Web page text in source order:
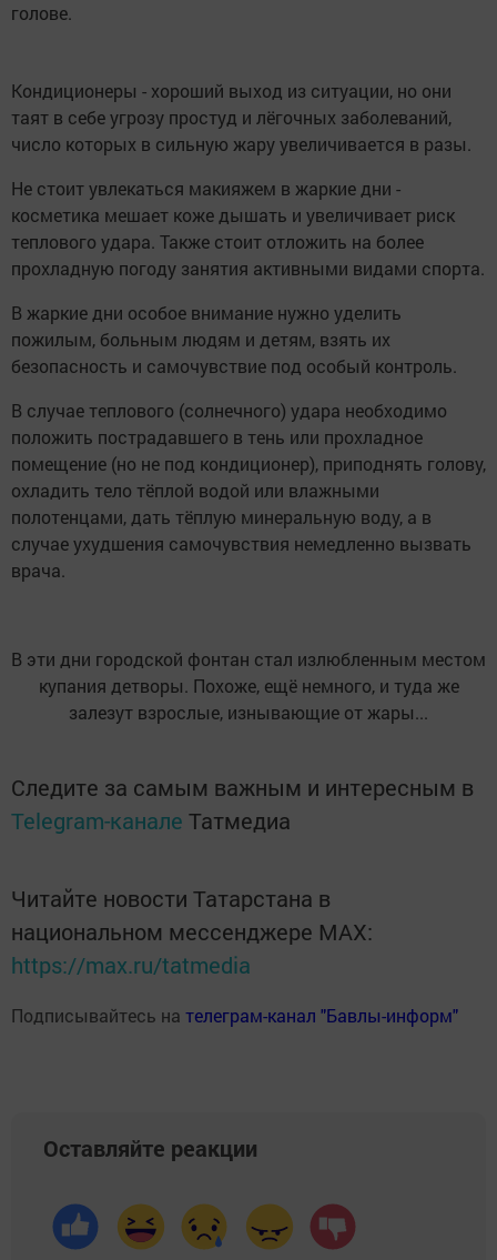
голове.
Кондиционеры - хороший выход из ситуации, но они
таят в себе угрозу простуд и лёгочных заболеваний,
число которых в сильную жару увеличивается в разы.
Не стоит увлекаться макияжем в жаркие дни -
косметика мешает коже дышать и увеличивает риск
теплового удара. Также стоит отложить на более
прохладную погоду занятия активными видами спорта.
В жаркие дни особое внимание нужно уделить
пожилым, больным людям и детям, взять их
безопасность и самочувствие под особый контроль.
В случае теплового (солнечного) удара необходимо
положить пострадавшего в тень или прохладное
помещение (но не под кондиционер), приподнять голову,
охладить тело тёплой водой или влажными
полотенцами, дать тёплую минеральную воду, а в
случае ухудшения самочувствия немедленно вызвать
врача.
В эти дни городской фонтан стал излюбленным местом
купания детворы. Похоже, ещё немного, и туда же
залезут взрослые, изнывающие от жары...
Следите за самым важным и интересным в
Telegram-канале Татмедиа
Читайте новости Татарстана в
национальном мессенджере MАХ:
https://max.ru/tatmedia
Подписывайтесь на телеграм-канал "Бавлы-информ"
Оставляйте реакции